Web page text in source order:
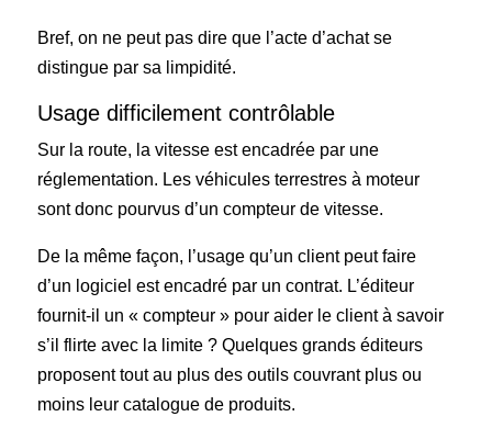
Bref, on ne peut pas dire que l’acte d’achat se
distingue par sa limpidité.
Usage difficilement contrôlable
Sur la route, la vitesse est encadrée par une
réglementation. Les véhicules terrestres à moteur
sont donc pourvus d’un compteur de vitesse.
De la même façon, l’usage qu’un client peut faire
d’un logiciel est encadré par un contrat. L’éditeur
fournit-il un « compteur » pour aider le client à savoir
s’il flirte avec la limite ? Quelques grands éditeurs
proposent tout au plus des outils couvrant plus ou
moins leur catalogue de produits.